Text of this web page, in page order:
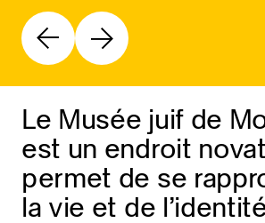
Le Musée juif de
est un endroit
permet de se
la vie et de